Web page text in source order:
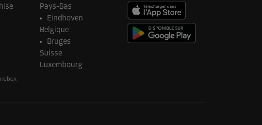
Pays-Bas
Eindhoven
Belgique
Bruges
Suisse
Luxembourg